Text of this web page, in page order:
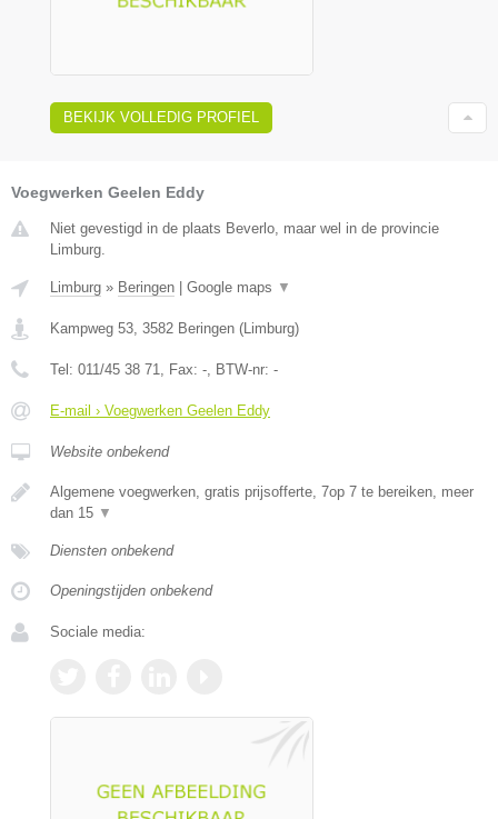
BEKIJK VOLLEDIG PROFIEL
Voegwerken Geelen Eddy
Niet gevestigd in de plaats Beverlo, maar wel in de provincie
Limburg.
Limburg » Beringen | Google maps ▼
Kampweg 53 3582 Beringen (Limburg)
Tel: 011/45 38 71 , Fax: - , BTW-nr: -
E-mail › Voegwerken Geelen Eddy
Website onbekend
Algemene voegwerken, gratis prijsofferte, 7op 7 te bereiken, meer
dan 15 ▼
Diensten onbekend
Openingstijden onbekend
Sociale media: